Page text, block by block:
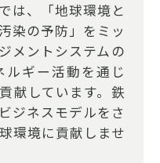
は、「地球環境と
染の予防」をミッ
メントシステムの
ギー活動を通じ
献しています。鉄
ジネスモデルをさ
環境に貢献しませ